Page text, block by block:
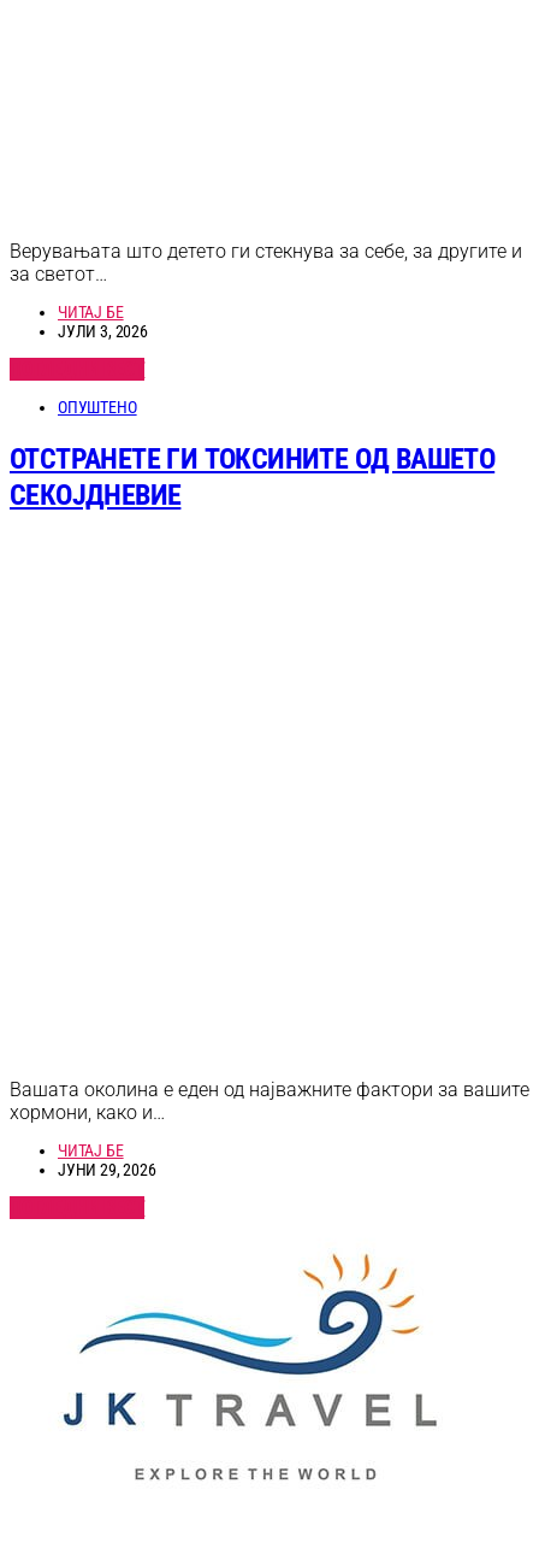
Верувањата што детето ги стекнува за себе, за другите и
за светот…
ЧИТАЈ БЕ
ЈУЛИ 3, 2026
ПОГЛЕДНИ ВЕСТ
ОПУШТЕНО
ОТСТРАНЕТЕ ГИ ТОКСИНИТЕ ОД ВАШЕТО
СЕКОЈДНЕВИЕ
Вашата околина е еден од најважните фактори за вашите
хормони, како и…
ЧИТАЈ БЕ
ЈУНИ 29, 2026
ПОГЛЕДНИ ВЕСТ